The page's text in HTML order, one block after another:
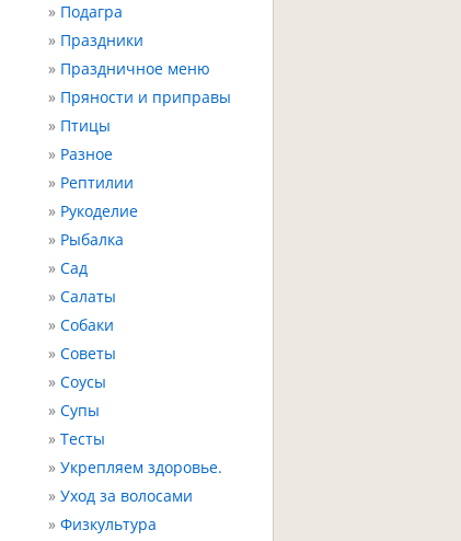
Подагра
Праздники
Праздничное меню
Пряности и приправы
Птицы
Разное
Рептилии
Рукоделие
Рыбалка
Сад
Салаты
Собаки
Советы
Соусы
Супы
Тесты
Укрепляем здоровье.
Уход за волосами
Физкультура